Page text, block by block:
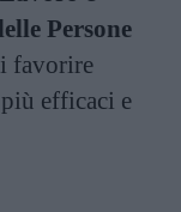
Persone
favorire
efficaci e